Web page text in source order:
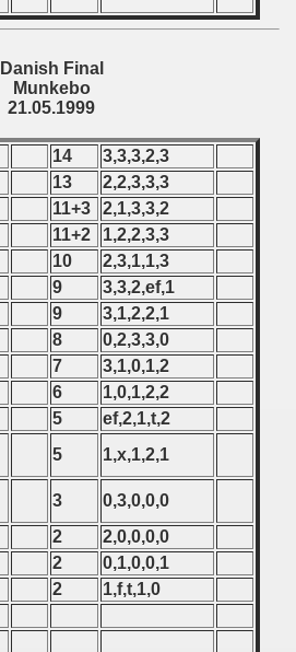
Danish Final
Munkebo
21.05.1999
14
3,3,3,2,3
13
2,2,3,3,3
11+3
2,1,3,3,2
11+2
1,2,2,3,3
10
2,3,1,1,3
9
3,3,2,ef,1
9
3,1,2,2,1
8
0,2,3,3,0
7
3,1,0,1,2
6
1,0,1,2,2
5
ef,2,1,t,2
5
1,x,1,2,1
3
0,3,0,0,0
2
2,0,0,0,0
2
0,1,0,0,1
2 1,f,t,1,0